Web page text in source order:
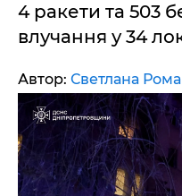
4 ракети та 503
влучання у 34
Автор: Светлана